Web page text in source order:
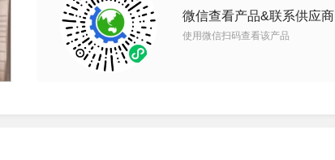
微信查看产品&联系供应商
使用微信扫码查看该产品